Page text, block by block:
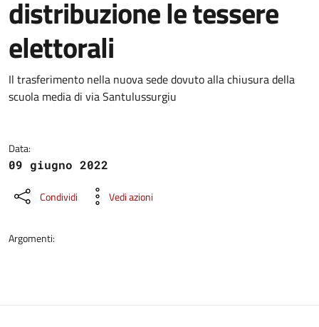
distribuzione le tessere
elettorali
Dettagli della notizia
Il trasferimento nella nuova sede dovuto alla chiusura della
scuola media di via Santulussurgiu
Data:
09 giugno 2022
Condividi Vedi azioni
Argomenti: